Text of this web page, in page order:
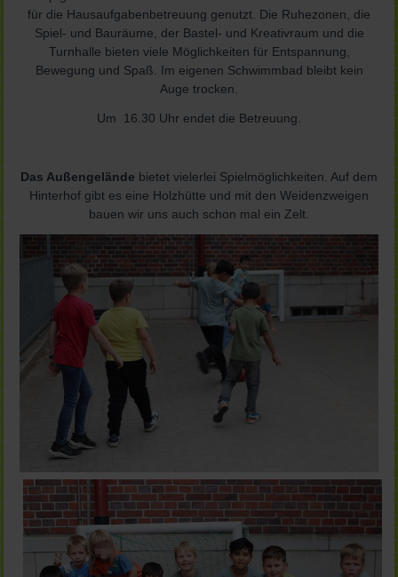
für die Hausaufgabenbetreuung genutzt. Die Ruhezonen, die
Spiel- und Bauräume, der Bastel- und Kreativraum und die
Turnhalle bieten viele Möglichkeiten für Entspannung,
Bewegung und Spaß. Im eigenen Schwimmbad bleibt kein
Auge trocken.
Um 16.30 Uhr endet die Betreuung.
Das Außengelände bietet vielerlei Spielmöglichkeiten. Auf dem
Hinterhof gibt es eine Holzhütte und mit den Weidenzweigen
bauen wir uns auch schon mal ein Zelt.